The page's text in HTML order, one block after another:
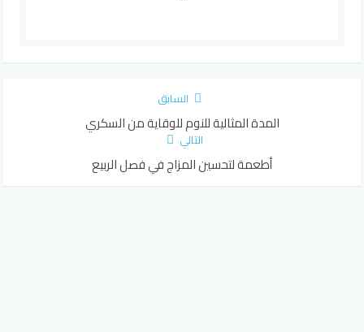
السابق
المدة المثالية للنوم للوقاية من السكري
التالي
أطعمة لتحسين المزاج في فصل الربيع